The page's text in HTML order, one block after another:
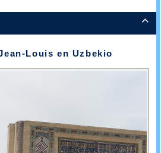

Louis en Uzbekio